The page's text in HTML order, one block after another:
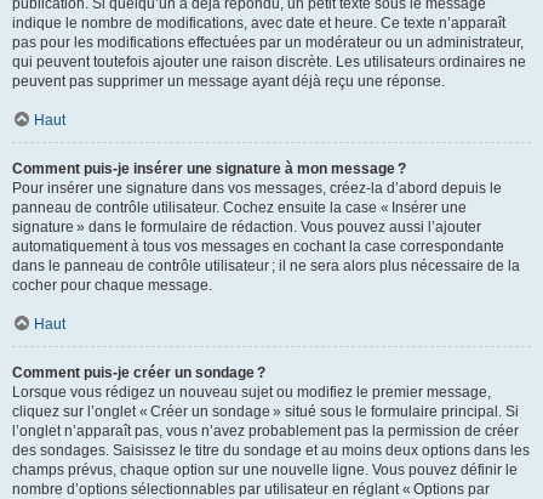
publication. Si quelqu’un a déjà répondu, un petit texte sous le message
indique le nombre de modifications, avec date et heure. Ce texte n’apparaît
pas pour les modifications effectuées par un modérateur ou un administrateur,
qui peuvent toutefois ajouter une raison discrète. Les utilisateurs ordinaires ne
peuvent pas supprimer un message ayant déjà reçu une réponse.
Haut
Comment puis-je insérer une signature à mon message ?
Pour insérer une signature dans vos messages, créez-la d’abord depuis le
panneau de contrôle utilisateur. Cochez ensuite la case « Insérer une
signature » dans le formulaire de rédaction. Vous pouvez aussi l’ajouter
automatiquement à tous vos messages en cochant la case correspondante
dans le panneau de contrôle utilisateur ; il ne sera alors plus nécessaire de la
cocher pour chaque message.
Haut
Comment puis-je créer un sondage ?
Lorsque vous rédigez un nouveau sujet ou modifiez le premier message,
cliquez sur l’onglet « Créer un sondage » situé sous le formulaire principal. Si
l’onglet n’apparaît pas, vous n’avez probablement pas la permission de créer
des sondages. Saisissez le titre du sondage et au moins deux options dans les
champs prévus, chaque option sur une nouvelle ligne. Vous pouvez définir le
nombre d’options sélectionnables par utilisateur en réglant « Options par